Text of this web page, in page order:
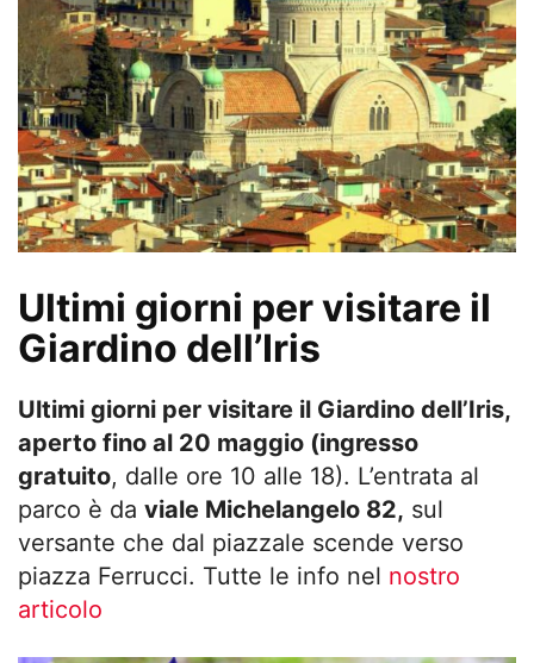
Ultimi giorni per visitare il
Giardino dell’Iris
Ultimi giorni per visitare il Giardino dell’Iris,
aperto fino al 20 maggio (ingresso
gratuito, dalle ore 10 alle 18). L’entrata al
parco è da viale Michelangelo 82, sul
versante che dal piazzale scende verso
piazza Ferrucci. Tutte le info nel nostro
articolo